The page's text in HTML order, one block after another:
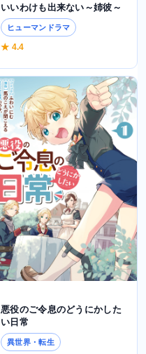
いいわけも出来ない～姉彼～
ヒューマンドラマ
★ 4.4
悪役のご令息のどうにかした
い日常
異世界・転生